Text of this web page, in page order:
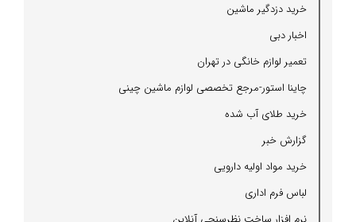
خرید دزدگیر ماشین
اخبار دبی
تعمیر لوازم خانگی در تهران
چاینا استور-مرجع تخصصی لوازم ماشین چینی
خرید طلای آب شده
گزارش خبر
خرید مواد اولیه دارویی
لباس فرم اداری